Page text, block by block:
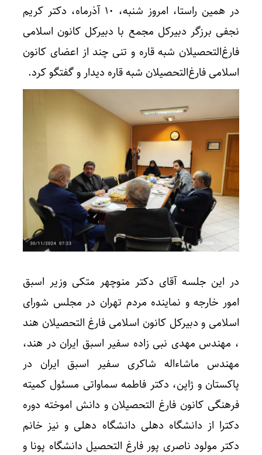
در همین راستا، امروز شنبه، ۱۰ آذرماه، دکتر کریم
نجفی برزگر دبیرکل مجمع با دبیرکل کانون اسلامی
فارغ‌التحصیلان شبه قاره و تنی چند از اعضای کانون
اسلامی فارغ‌التحصیلان شبه قاره دیدار و گفتگو کرد.
در این جلسه آقای دکتر منوچهر متکی وزیر اسبق
امور خارجه و نماینده مردم تهران در مجلس شورای
اسلامی و دبیرکل کانون اسلامی فارغ التحصیلان هند
، مهندس مهدی نبی زاده سفیر اسبق ایران در هند،
مهندس ماشاءاله شاکری سفیر اسبق ایران در
پاکستان و ژاپن، دکتر فاطمه سماواتی مسئول کمیته
فرهنگی کانون فارغ التحصیلان و دانش اموخته دوره
دکترا از دانشگاه دهلی دانشگاه دهلی و نیز خانم
دکتر مولود ناصری پور فارغ التحصیل دانشگاه پونا و